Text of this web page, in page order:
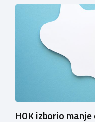
koja sadrže alkohol i
svoje poslovne
vjerodostojnu provjeru
sustava e-Građani ili
HOK izborio